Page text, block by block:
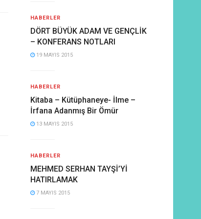
HABERLER
DÖRT BÜYÜK ADAM VE GENÇLİK
– KONFERANS NOTLARI
19 MAYIS 2015
HABERLER
Kitaba – Kütüphaneye- İlme –
İrfana Adanmış Bir Ömür
13 MAYIS 2015
HABERLER
MEHMED SERHAN TAYŞİ’Yİ
HATIRLAMAK
7 MAYIS 2015